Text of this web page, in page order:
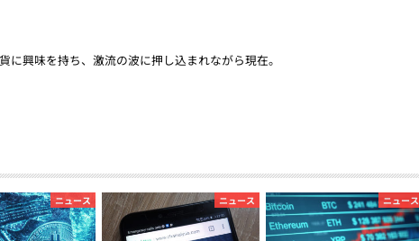
に興味を持ち、激流の波に押し込まれながら現在。
ニュース ニュース ニュース